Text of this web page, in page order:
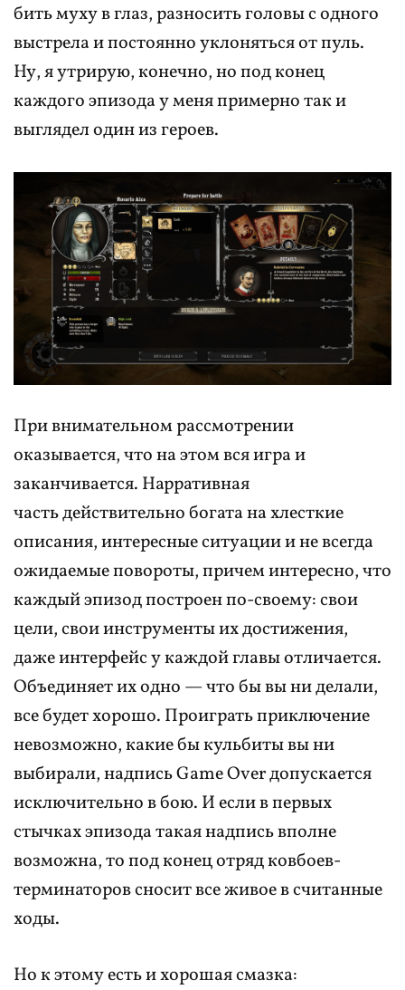
бить муху в глаз, разносить головы с одного
выстрела и постоянно уклоняться от пуль.
Ну, я утрирую, конечно, но под конец
каждого эпизода у меня примерно так и
выглядел один из героев.
При внимательном рассмотрении
оказывается, что на этом вся игра и
заканчивается. Нарративная
часть действительно богата на хлесткие
описания, интересные ситуации и не всегда
ожидаемые повороты, причем интересно, что
каждый эпизод построен по-своему: свои
цели, свои инструменты их достижения,
даже интерфейс у каждой главы отличается.
Объединяет их одно — что бы вы ни делали,
все будет хорошо. Проиграть приключение
невозможно, какие бы кульбиты вы ни
выбирали, надпись Game Over допускается
исключительно в бою. И если в первых
стычках эпизода такая надпись вполне
возможна, то под конец отряд ковбоев-
терминаторов сносит все живое в считанные
ходы.
Но к этому есть и хорошая смазка: